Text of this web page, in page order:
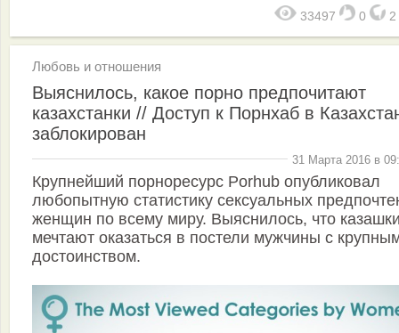
33497 0 2
Любовь и отношения
Выяснилось, какое порно предпочитают
казахстанки // Доступ к Порнхаб в
заблокирован
31 Марта 2016 в
Крупнейший порноресурс Porhub опубликовал
любопытную статистику сексуальных
женщин по всему миру. Выяснилось, что
мечтают оказаться в постели мужчины с
достоинством.